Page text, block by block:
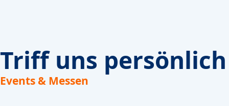
Triff uns persönlich
Events & Messen